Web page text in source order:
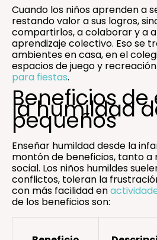
Cuando los niños aprenden a
restando valor a sus logros,
compartirlos, a colaborar y a
aprendizaje colectivo. Eso se
ambientes en casa, en el
espacios de juego y
para fiestas.
Beneficios
la humildad
pequeños
Enseñar humildad desde la
montón de beneficios, tanto a
social. Los niños humildes
conflictos, toleran la
con más facilidad en
de los beneficios son: